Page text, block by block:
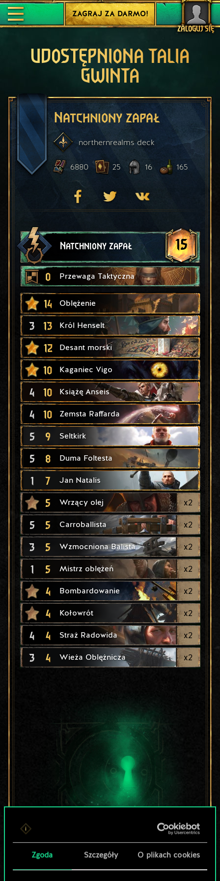
Zgoda Szczegóły O plikach cookies
ZALOGUJ SIĘ
ZAGRAJ ZA DARMO!
UDOSTĘPNIONA TALIA
GWINTA
Natchniony zapał
northernrealmsdeck
6880 25 16 165
Natchniony zapał 15
0 Przewaga Taktyczna
14 Oblężenie
3 13 Król Henselt
12 Desant morski
10 Kaganiec Vigo
4 10 Książę Anseis
4 10 Zemsta Raffarda
5 9 Seltkirk
5 8 Duma Foltesta
1 7 Jan Natalis
5 Wrzący olej x2
5 5 Carroballista x2
3 5 Wzmocniona Balista x2
1 5 Mistrz oblężeń x2
4 Bombardowanie x2
4 Kołowrót x2
4 4 Straż Radowida x2
3 4 Wieża Oblężnicza x2
Lubisz grać tą talią?
Pomóż społeczności